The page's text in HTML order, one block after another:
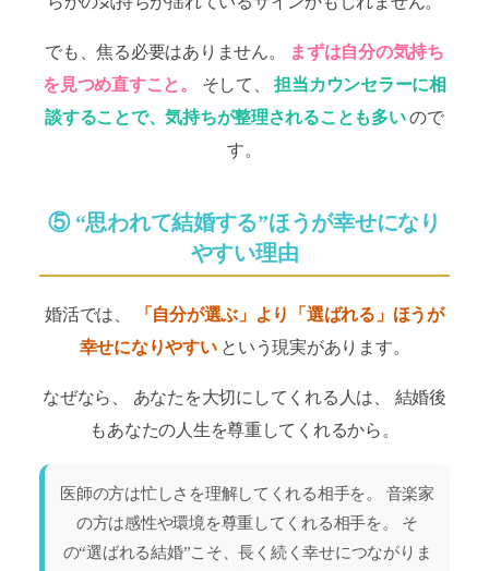
でも、焦る必要はありません。
まずは自分の気持ち
を見つめ直すこと。
そして、担当カウンセラーに相
談することで、気持ちが整理されることも多いので
す。
⑤ “思われて結婚する”ほうが幸せになり
やすい理由
婚活では、
「自分が選ぶ」より「選ばれる」ほうが
幸せになりやすいという現実があります。
なぜなら、 あなたを大切にしてくれる人は、 結婚後
もあなたの人生を尊重してくれるから。
医師の方は忙しさを理解してくれる相手を。 音楽家
の方は感性や環境を尊重してくれる相手を。 そ
の“選ばれる結婚”こそ、長く続く幸せにつながりま